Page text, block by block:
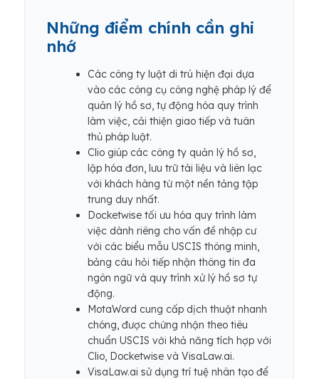
Những điểm chính cần ghi
nhớ
Các công ty luật di trú hiện đại dựa
vào các công cụ công nghệ pháp lý để
quản lý hồ sơ, tự động hóa quy trình
làm việc, cải thiện giao tiếp và tuân
thủ pháp luật.
Clio giúp các công ty quản lý hồ sơ,
lập hóa đơn, lưu trữ tài liệu và liên lạc
với khách hàng từ một nền tảng tập
trung duy nhất.
Docketwise tối ưu hóa quy trình làm
việc dành riêng cho vấn đề nhập cư
với các biểu mẫu USCIS thông minh,
bảng câu hỏi tiếp nhận thông tin đa
ngôn ngữ và quy trình xử lý hồ sơ tự
động.
MotaWord cung cấp dịch thuật nhanh
chóng, được chứng nhận theo tiêu
chuẩn USCIS với khả năng tích hợp với
Clio, Docketwise và VisaLaw.ai.
VisaLaw.ai sử dụng trí tuệ nhân tạo để